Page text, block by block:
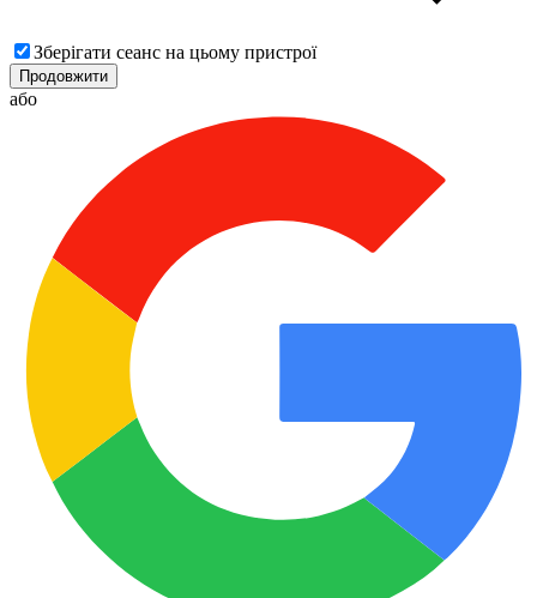
Зберігати сеанс на цьому пристрої
Продовжити
або